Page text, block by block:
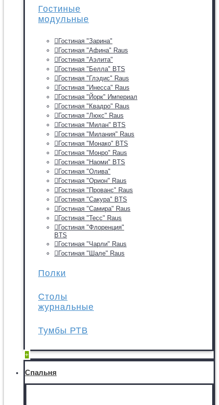
Гостиные
модульные
Гостиная "Зарина"
Гостиная "Афина" Raus
Гостиная "Аэлита"
Гостиная "Белла" BTS
Гостиная "Глэдис" Raus
Гостиная "Инесса" Raus
Гостиная "Йорк" Империал
Гостиная "Квадро" Raus
Гостиная "Люкс" Raus
Гостиная "Милан" BTS
Гостиная "Милания" Raus
Гостиная "Монако" BTS
Гостиная "Монро" Raus
Гостиная "Наоми" BTS
Гостиная "Олива"
Гостиная "Орион" Raus
Гостиная "Прованс" Raus
Гостиная "Сакура" BTS
Гостиная "Самира" Raus
Гостиная "Тесс" Raus
Гостиная "Флоренция"
BTS
Гостиная "Чарли" Raus
Гостиная "Шале" Raus
Полки
Столы
журнальные
Тумбы РТВ
+
Спальня